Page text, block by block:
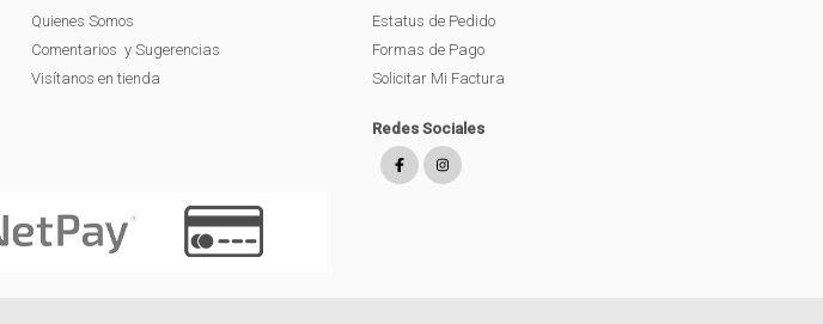
Quienes Somos
Comentarios y Sugerencias
Visítanos en tienda
Estatus de Pedido
Formas de Pago
Solicitar Mi Factura
Redes Sociales